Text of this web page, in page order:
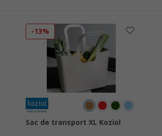
-13%
Sac de transport XL Koziol